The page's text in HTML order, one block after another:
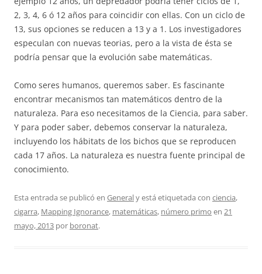
2, 3, 4, 6 ó 12 años para coincidir con ellas. Con un ciclo de
13, sus opciones se reducen a 13 y a 1. Los investigadores
especulan con nuevas teorias, pero a la vista de ésta se
podría pensar que la evolución sabe matemáticas.
Como seres humanos, queremos saber. Es fascinante
encontrar mecanismos tan matemáticos dentro de la
naturaleza. Para eso necesitamos de la Ciencia, para saber.
Y para poder saber, debemos conservar la naturaleza,
incluyendo los hábitats de los bichos que se reproducen
cada 17 años. La naturaleza es nuestra fuente principal de
conocimiento.
Esta entrada se publicó en Generaly está etiquetada con ciencia,
cigarra, Mapping Ignorance, matemáticas, número primo en 21
mayo, 2013 por boronat.